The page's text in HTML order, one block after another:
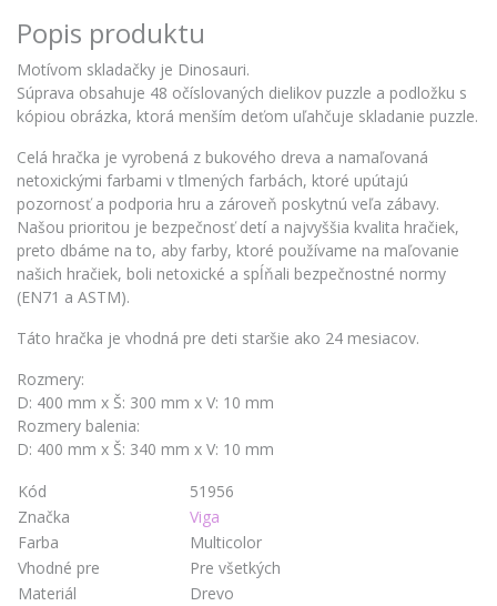
Popis produktu
Motívom skladačky je Dinosauri.
Súprava obsahuje 48 očíslovaných dielikov puzzle a podložku s
kópiou obrázka, ktorá menším deťom uľahčuje skladanie puzzle.
Celá hračka je vyrobená z bukového dreva a namaľovaná
netoxickými farbami v tlmených farbách, ktoré upútajú
pozornosť a podporia hru a zároveň poskytnú veľa zábavy.
Našou prioritou je bezpečnosť detí a najvyššia kvalita hračiek,
preto dbáme na to, aby farby, ktoré používame na maľovanie
našich hračiek, boli netoxické a spĺňali bezpečnostné normy
(EN71 a ASTM).
Táto hračka je vhodná pre deti staršie ako 24 mesiacov.
Rozmery:
D: 400 mm x Š: 300 mm x V: 10 mm
Rozmery balenia:
D: 400 mm x Š: 340 mm x V: 10 mm
Kód
51956
Značka
Viga
Farba
Multicolor
Vhodné pre
Pre všetkých
Materiál
Drevo